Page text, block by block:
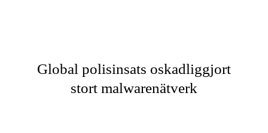
Global polisinsats oskadliggjort
stort malwarenätverk